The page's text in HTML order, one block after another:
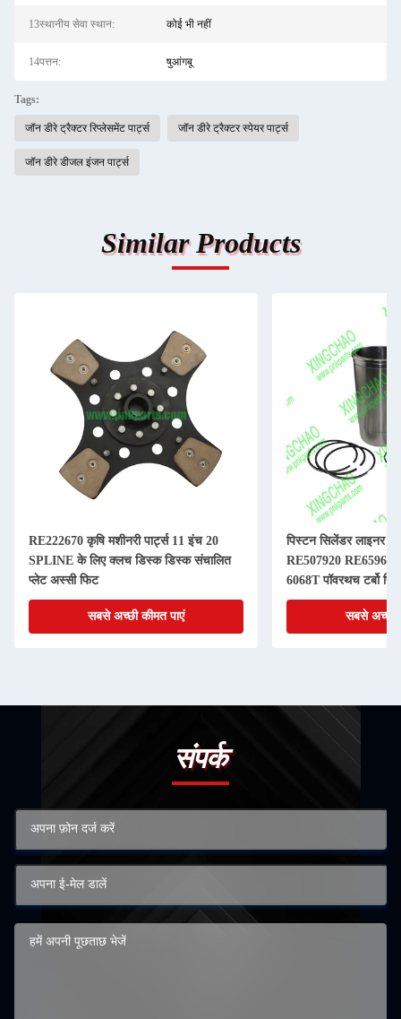
13स्थानीय सेवा स्थान: कोई भी नहीं
14पत्तन: षुआंगबू
Tags:
जॉन डीरे ट्रैक्टर रिप्लेसमेंट पार्ट्स जॉन डीरे ट्रैक्टर स्पेयर पार्ट्स
जॉन डीरे डीजल इंजन पार्ट्स
Similar Products
RE222670 कृषि मशीनरी पार्ट्स 11 इंच 20
SPLINE के लिए क्लच डिस्क डिस्क संचालित
प्लेट अस्सी फिट
सबसे अच्छी कीमत पाएं
पिस्टन सिलेंडर लाइनर
RE507920 RE65967
6068T पॉवरथच टर्बो
सबसे अच्छी
संपर्क